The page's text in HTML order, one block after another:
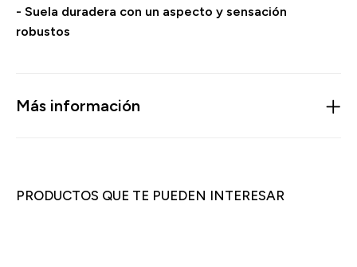
- Suela duradera con un aspecto y sensación
robustos
Más información
PRODUCTOS QUE TE PUEDEN INTERESAR